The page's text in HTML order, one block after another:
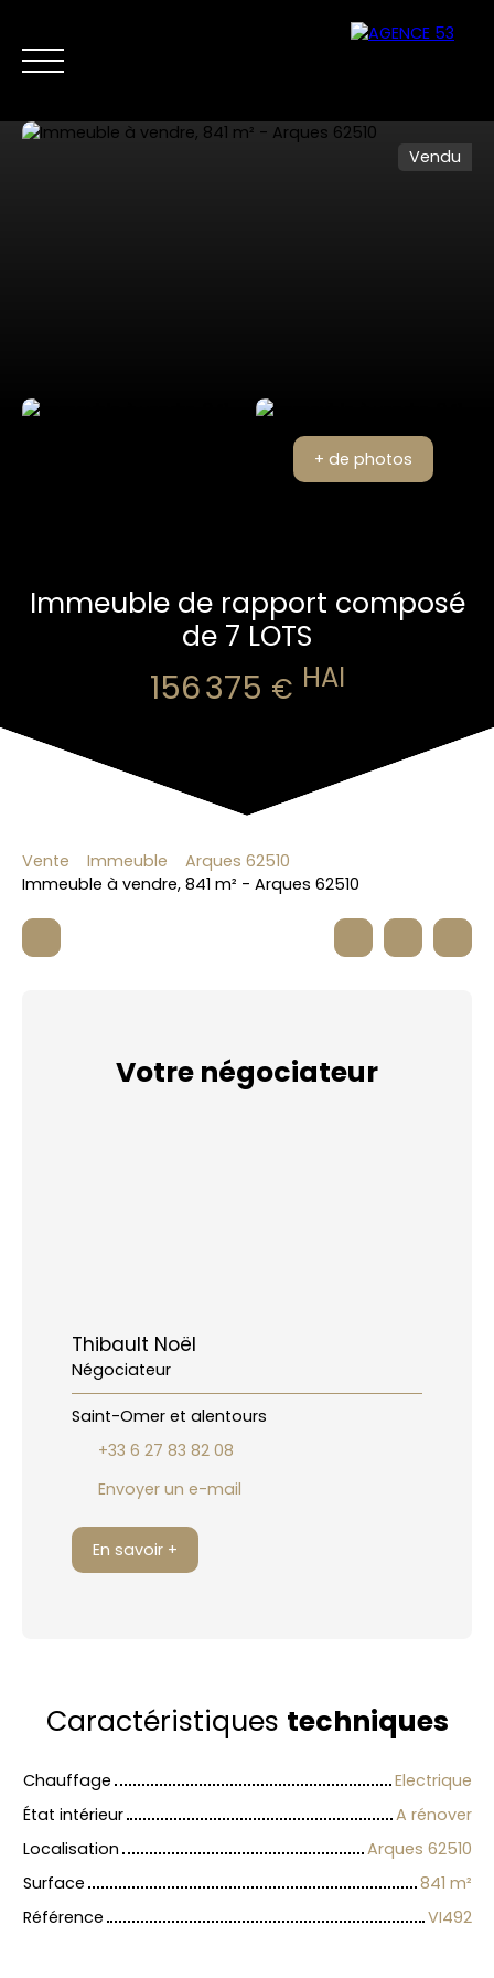
Vendu
+ de photos
Immeuble de rapport composé
de 7 LOTS
156 375 € HAI
Vente Immeuble
Arques 62510
Immeuble à vendre, 841 m² - Arques 62510
Votre négociateur
Thibault Noël
Négociateur
Saint-Omer et alentours
+33 6 27 83 82 08
Envoyer un e-mail
En savoir +
Caractéristiques techniques
Chauffage
Electrique
État intérieur
A rénover
Localisation
Arques 62510
Surface
841 m²
Référence
VI492